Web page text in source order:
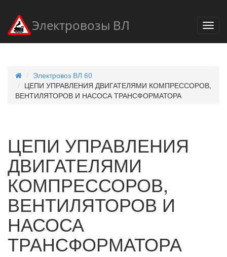
Электровозы ВЛ
Электровоз ВЛ 60
ЦЕПИ УПРАВЛЕНИЯ ДВИГАТЕЛЯМИ КОМПРЕССОРОВ,
ВЕНТИЛЯТОРОВ И НАСОСА ТРАНСФОРМАТОРА
ЦЕПИ УПРАВЛЕНИЯ
ДВИГАТЕЛЯМИ
КОМПРЕССОРОВ,
ВЕНТИЛЯТОРОВ И
НАСОСА
ТРАНСФОРМАТОРА